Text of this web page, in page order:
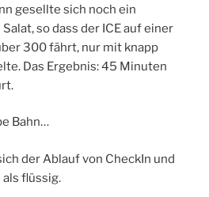
gesellte sich noch ein
so dass der ICE auf einer
300 fährt, nur mit knapp
Das Ergebnis: 45 Minuten
Bahn…
der Ablauf von CheckIn und
flüssig.